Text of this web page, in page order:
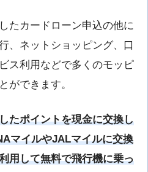
たカードローン申込の他に
、ネットショッピング、口
ス利用などで多くのモッピ
ができます。
たポイントを現金に交換し
マイルやJALマイルに交換
用して無料で飛行機に乗っ